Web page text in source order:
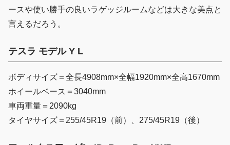
ースや使い勝手の良いラゲッジルームなどは大きな美点と
言えるだろう。
テスラ モデル Y L
ボディサイズ＝全長4908mm×全幅1920mm×全高1670mm
ホイールベース＝3040mm
車両重量＝2090kg
タイヤサイズ＝255/45R19（前）、275/45R19（後）